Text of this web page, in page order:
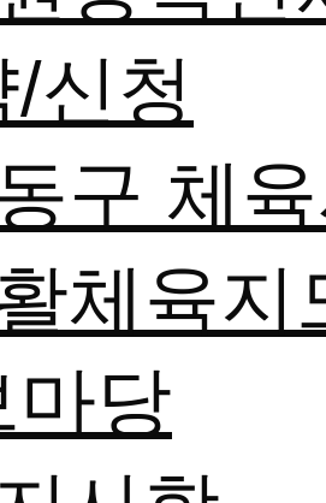
신청
구 체
체육지
마당